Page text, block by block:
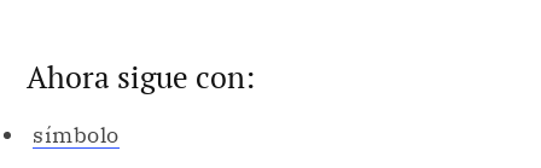
Ahora sigue con:
símbolo